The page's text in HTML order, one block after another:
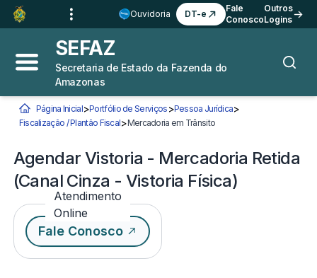
Ir para o
Conteúdo
Ir para a
Navegação 3
Ir para o
Rodapé 4
Ouvidoria DT-e
Fale
Conosco
Outros
Logins
Abrir menu principal
SEFAZ
Secretaria de Estado da Fazenda do
Amazonas
Você está aqui:
Página Inicial>Portfólio de Serviços >Pessoa Jurídica>
Fiscalização / Plantão Fiscal>Mercadoria em TrânsitoAgendar Vistoria -
Agendar Vistoria - Mercadoria Retida
(Canal Cinza - Vistoria Física)
Atendimento
Online
Fale Conosco